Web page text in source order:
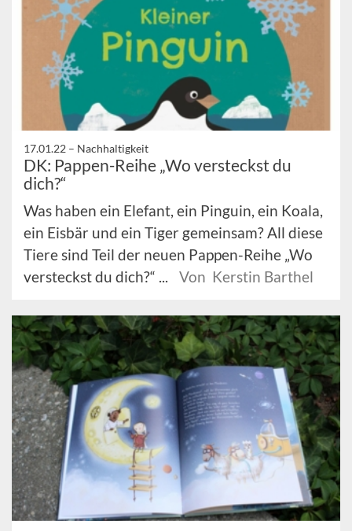
17.01.22 – Nachhaltigkeit
DK: Pappen-Reihe „Wo versteckst du
dich?“
Was haben ein Elefant, ein Pinguin, ein Koala,
ein Eisbär und ein Tiger gemeinsam? All diese
Tiere sind Teil der neuen Pappen-Reihe „Wo
versteckst du dich?“ ...
Von Kerstin Barthel